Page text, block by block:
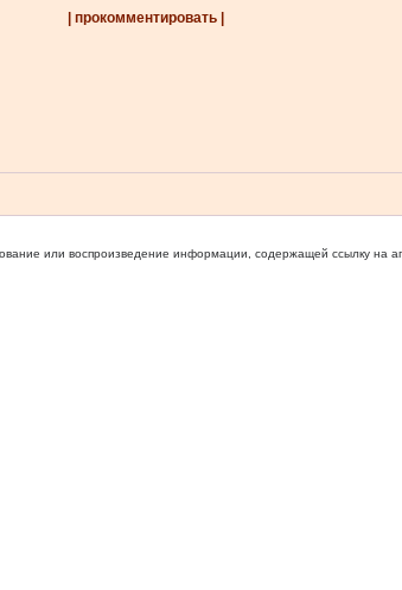
| прокомментировать |
или воспроизведение информации, содержащей ссылку на